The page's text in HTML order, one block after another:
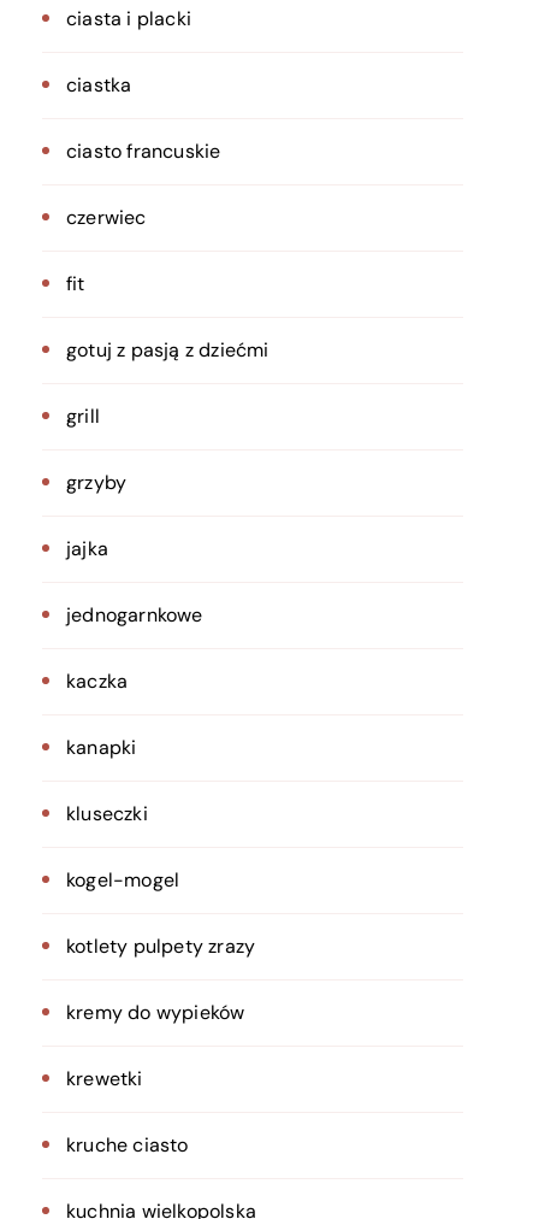
ciasta i placki
ciastka
ciasto francuskie
czerwiec
fit
gotuj z pasją z dziećmi
grill
grzyby
jajka
jednogarnkowe
kaczka
kanapki
kluseczki
kogel-mogel
kotlety pulpety zrazy
kremy do wypieków
krewetki
kruche ciasto
kuchnia wielkopolska